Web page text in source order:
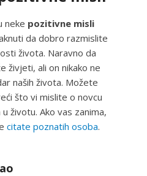
neke pozitivne misli
da dobro razmislite
života. Naravno da
živjeti, ali on nikako ne
naših života. Možete
što vi mislite o novcu
životu. Ako vas zanima,
citate poznatih osoba.